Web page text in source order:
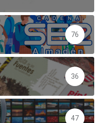
76
36
47